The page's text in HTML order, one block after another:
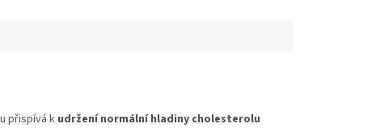
přispívá kudržení normální hladiny cholesterolu